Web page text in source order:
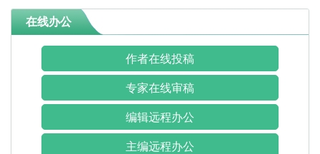
在线办公
作者在线投稿
专家在线审稿
编辑远程办公
主编远程办公